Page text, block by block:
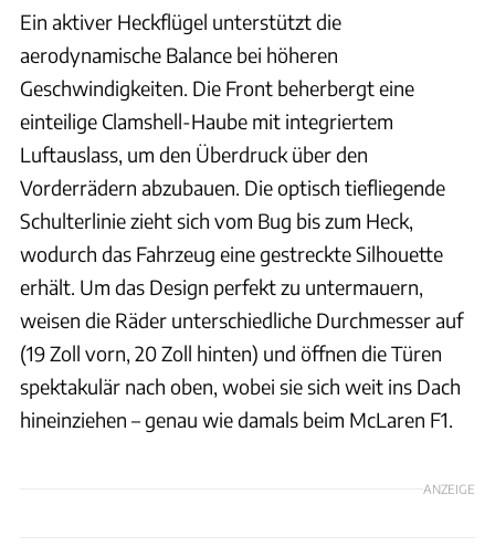
Ein aktiver Heckflügel unterstützt die
aerodynamische Balance bei höheren
Geschwindigkeiten. Die Front beherbergt eine
einteilige Clamshell-Haube mit integriertem
Luftauslass, um den Überdruck über den
Vorderrädern abzubauen. Die optisch tiefliegende
Schulterlinie zieht sich vom Bug bis zum Heck,
wodurch das Fahrzeug eine gestreckte Silhouette
erhält. Um das Design perfekt zu untermauern,
weisen die Räder unterschiedliche Durchmesser auf
(19 Zoll vorn, 20 Zoll hinten) und öffnen die Türen
spektakulär nach oben, wobei sie sich weit ins Dach
hineinziehen – genau wie damals beim McLaren F1.
ANZEIGE